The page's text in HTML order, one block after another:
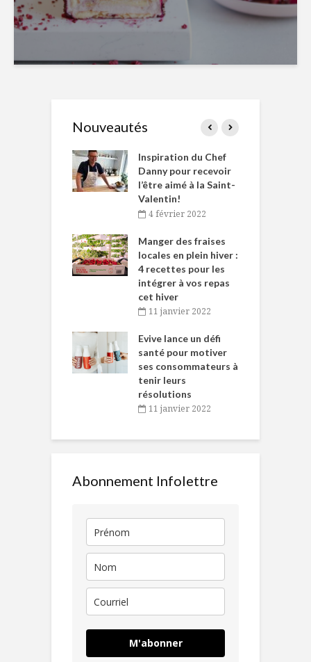
Nouveautés
Inspiration du Chef
Danny pour recevoir
l’être aimé à la Saint-
Valentin!
4 février 2022
Manger des fraises
locales en plein hiver :
4 recettes pour les
intégrer à vos repas
cet hiver
11 janvier 2022
Evive lance un défi
santé pour motiver
ses consommateurs à
tenir leurs
résolutions
11 janvier 2022
Abonnement Infolettre
M'abonner